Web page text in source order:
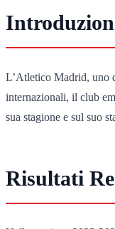
L’Atletico Madrid, uno
internazionali, il club
sua stagione e sul suo
Risultati